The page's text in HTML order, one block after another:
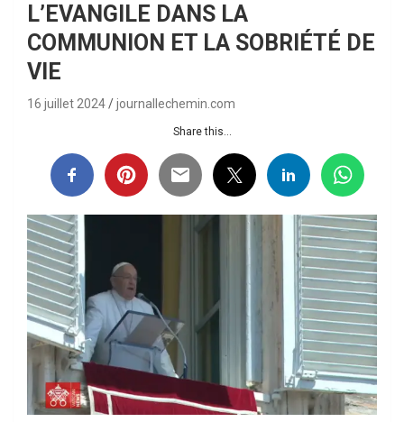
L’EVANGILE DANS LA
COMMUNION ET LA SOBRIÉTÉ DE
VIE
16 juillet 2024 journallechemin.com
Share this...